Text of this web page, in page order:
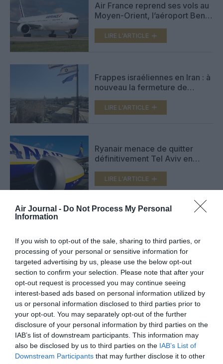
Air Journal - Do Not Process My Personal
Information
If you wish to opt-out of the sale, sharing to third parties, or
processing of your personal or sensitive information for
targeted advertising by us, please use the below opt-out
section to confirm your selection. Please note that after your
opt-out request is processed you may continue seeing
interest-based ads based on personal information utilized by
us or personal information disclosed to third parties prior to
your opt-out. You may separately opt-out of the further
disclosure of your personal information by third parties on the
IAB’s list of downstream participants. This information may
also be disclosed by us to third parties on the IAB’s List of
Downstream Participants that may further disclose it to other
Air France reprend ses vols au
Moyen-Orient, l’aéroport Ben
rouvrir
LIRE L'ARTICLE
Frappes israéliennes en Iran : à
nouveau la fermeture de
Orient
LIRE L'ARTICLE
Ryanair menace de quitter
définitivement Tel Aviv en
LIRE L'ARTICLE
suspendus dont ceux d’Air
France
LIRE L'ARTICLE
VOIR PLUS D'ARTICLES
FAIRE UN DON